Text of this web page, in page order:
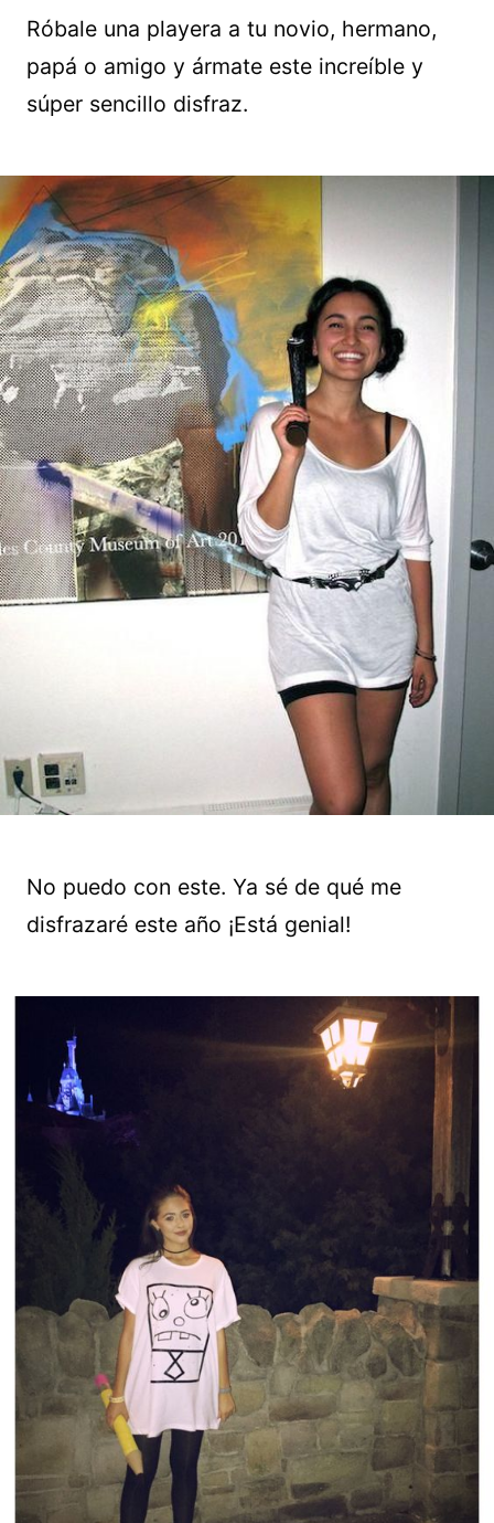
Róbale una playera a tu novio, hermano,
papá o amigo y ármate este increíble y
súper sencillo disfraz.
No puedo con este. Ya sé de qué me
disfrazaré este año ¡Está genial!